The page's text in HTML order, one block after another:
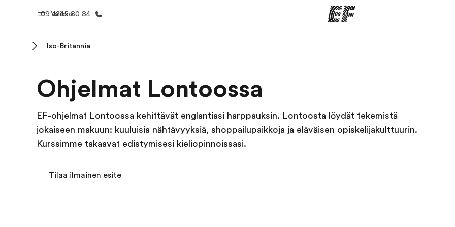
Valikko
09 4245 80 84
Tervetuloa EF:n maailmaan
Katso mitä kaikkea
Iso-Britannia
Ohjelmat Lontoossa
EF-ohjelmat Lontoossa kehittävät englantiasi harppauksin. Lontoosta löydät tekemistä
jokaiseen makuun: kuuluisia nähtävyyksiä, shoppailupaikkoja ja eläväisen opiskelijakulttuurin.
Kurssimme takaavat edistymisesi kieliopinnoissasi.
Tilaa ilmainen esite